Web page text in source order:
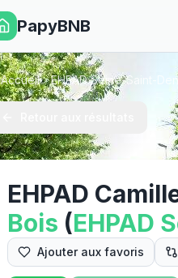
PapyBNB
Accueil EHPAD Seine-Saint-
EHPAD
Bois (EHPAD
Ajouter aux favoris